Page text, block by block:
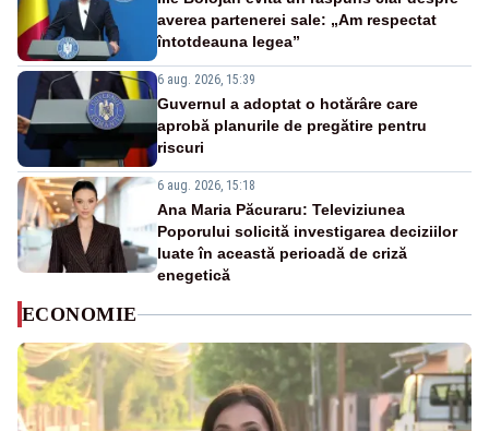
averea partenerei sale: „Am respectat
întotdeauna legea”
6 aug. 2026, 15:39
Guvernul a adoptat o hotărâre care
aprobă planurile de pregătire pentru
riscuri
6 aug. 2026, 15:18
Ana Maria Păcuraru: Televiziunea
Poporului solicită investigarea deciziilor
luate în această perioadă de criză
enegetică
ECONOMIE